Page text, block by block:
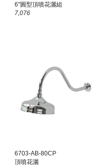
6"圓型頂噴花灑組
7,076
6703-AB-80CP
頂噴花灑